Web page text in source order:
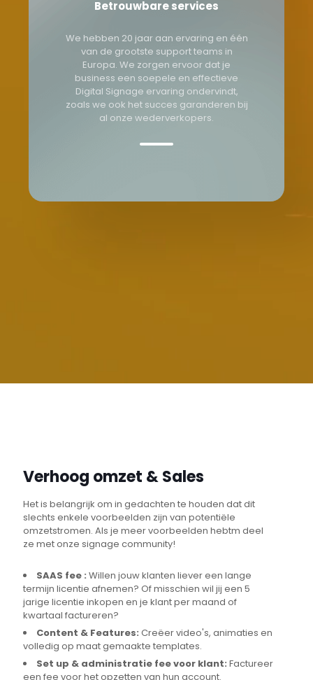
Betrouwbare services
We hebben 20 jaar aan ervaring en één
van de grootste support teams in
Europa. We zorgen ervoor dat je
business een soepele en effectieve
Digital Signage ervaring ondervindt,
zoals we ook het succes garanderen bij
al onze wederverkopers.
Verhoog omzet & Sales
Het is belangrijk om in gedachten te houden dat dit
slechts enkele voorbeelden zijn van potentiële
omzetstromen. Als je meer voorbeelden hebtm deel
ze met onze signage community!
SAAS fee : Willen jouw klanten liever een lange
termijn licentie afnemen? Of misschien wil jij een 5
jarige licentie inkopen en je klant per maand of
kwartaal factureren?
Content & Features: Creëer video's, animaties en
volledig op maat gemaakte templates.
Set up & administratie fee voor klant: Factureer
een fee voor het opzetten van hun account.